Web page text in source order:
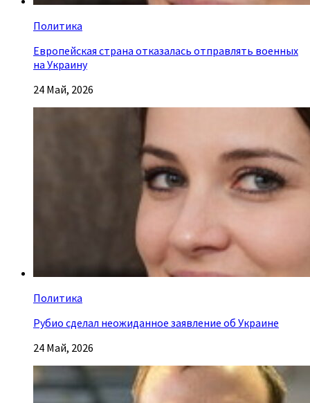
Политика
Европейская страна отказалась отправлять военных
на Украину
24 Май, 2026
Политика
Рубио сделал неожиданное заявление об Украине
24 Май, 2026